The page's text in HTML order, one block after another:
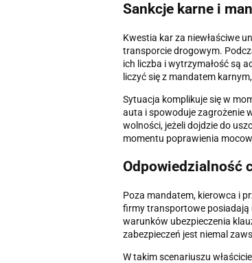
Sankcje karne i
Kwestia kar za niewłaściwe
transporcie drogowym.
ich liczba i wytrzymałość są
liczyć się z mandatem
Sytuacja komplikuje się w
auta i spowoduje zagrożenie
wolności, jeżeli dojdzie do
momentu poprawienia
Odpowiedzialność
Poza mandatem, kierowca i
firmy transportowe posiadają
warunków ubezpieczenia
zabezpieczeń jest niemal
W takim scenariuszu